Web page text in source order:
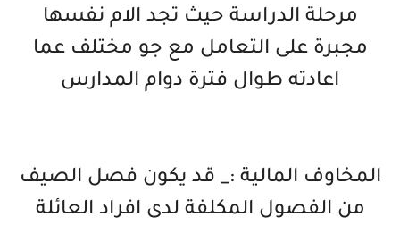
مرحلة الدراسة حيث تجد الام نفسها
مجبرة على التعامل مع جو مختلف عما
اعادته طوال فترة دوام المدارس
المخاوف المالية :_ قد يكون فصل الصيف
من الفصول المكلفة لدى افراد العائلة